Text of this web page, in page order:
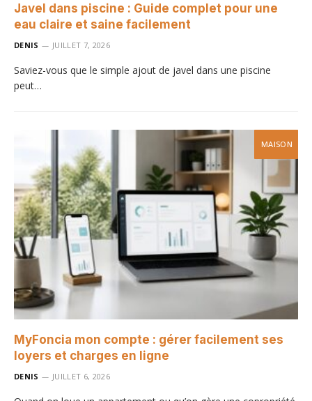
Javel dans piscine : Guide complet pour une
eau claire et saine facilement
DENIS JUILLET 7, 2026
Saviez-vous que le simple ajout de javel dans une piscine
peut…
MAISON
MyFoncia mon compte : gérer facilement ses
loyers et charges en ligne
DENIS JUILLET 6, 2026